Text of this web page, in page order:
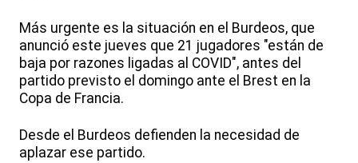
Más urgente es la situación en el Burdeos, que
anunció este jueves que 21 jugadores "están de
baja por razones ligadas al COVID", antes del
partido previsto el domingo ante el Brest en la
Copa de Francia.
Desde el Burdeos defienden la necesidad de
aplazar ese partido.